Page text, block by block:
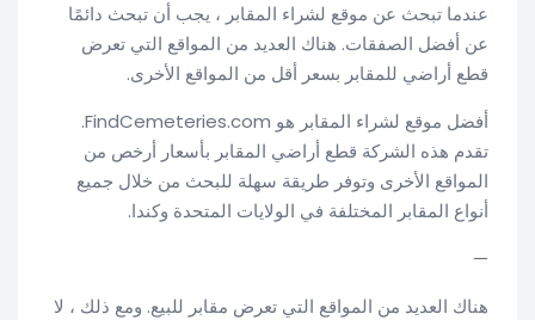
عندما تبحث عن موقع لشراء المقابر ، يجب أن تبحث دائمًا
عن أفضل الصفقات. هناك العديد من المواقع التي تعرض
قطع أراضي للمقابر بسعر أقل من المواقع الأخرى.
أفضل موقع لشراء المقابر هو FindCemeteries.com.
تقدم هذه الشركة قطع أراضي المقابر بأسعار أرخص من
المواقع الأخرى وتوفر طريقة سهلة للبحث من خلال جميع
أنواع المقابر المختلفة في الولايات المتحدة وكندا.
—
هناك العديد من المواقع التي تعرض مقابر للبيع. ومع ذلك ، لا